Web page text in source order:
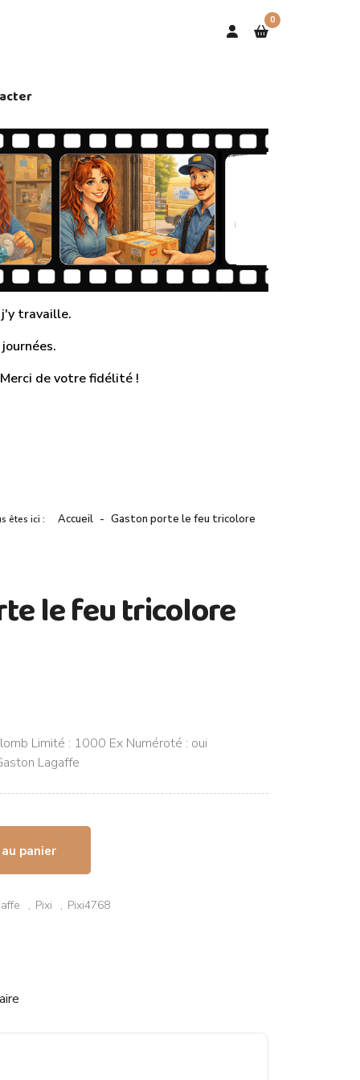
0
travaille.
de votre fidélité !
êtes ici : Accueil Gaston porte le feu tricolore
le feu tricolore
Limité : 1000 Ex Numéroté : oui
Lagaffe
panier
Pixi
Pixi4768